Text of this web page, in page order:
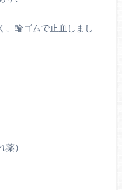
、輪ゴムで止血しまし
）